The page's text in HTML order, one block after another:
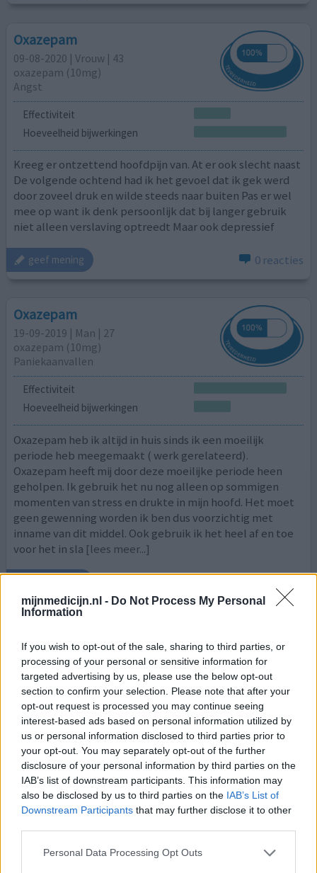
mijnmedicijn.nl - Do Not Process My Personal
Information
If you wish to opt-out of the sale, sharing to third parties, or
processing of your personal or sensitive information for
targeted advertising by us, please use the below opt-out
section to confirm your selection. Please note that after your
opt-out request is processed you may continue seeing
interest-based ads based on personal information utilized by
us or personal information disclosed to third parties prior to
your opt-out. You may separately opt-out of the further
disclosure of your personal information by third parties on the
IAB’s list of downstream participants. This information may
also be disclosed by us to third parties on the IAB’s List of
Downstream Participants that may further disclose it to other
Personal Data Processing Opt Outs
Oxazepam
09-08-2020 | Vrouw | 43
oxazepam (10mg)
Angst
Effectiviteit
Hoeveelheid bijwerkingen
Kreeg er ontzettend hoofdpijn van. At er ook slecht naast
De volgende ochtend had ik het gevoel dat ik gek werd
door zoveel druk en wilde steeds naar buiten Pas er wel
mee op want ik denk persoonlijk dat bij langer gebruik
niet alleen verslaving optreedt Maar ook depressief
geef mening 0 reacties
Oxazepam
19-09-2019 | Man | 27
oxazepam (10mg)
Paniekaanvallen
Effectiviteit
Hoeveelheid bijwerkingen
Oxazepam heb ik altijd in huis sinds ik een moeilijk
periode heb meegemaakt ( werk gerelateerd).
Oxazepam heeft mij door deze moeilijke periode heen
geholpen. Ik gebruik het nu nog alleen op sommigen
momenten van stress en drukte in mijn hoofd. Het moet
geen gewenning worden ik ben dus voorzichtig met
inname van dit middel. Ook gebruik ik het heel af en toe
voor het in sla [lees meer...]
09-07-2019 | Man | 26
oxazepam (10mg)
Angststoornis
Effectiviteit
Hoeveelheid bijwerkingen
Pas alstublieft op met deze middelen. Op het moment
van gebruik werken ze erg goed, maar na verloop van tijd
werken ze averechts. Voor mijn gebruik geen depressieve
klachten, door de ontwenningsverschijnselen erg
verschrikkelijk. Benzodiazepine geven tijdelijk een